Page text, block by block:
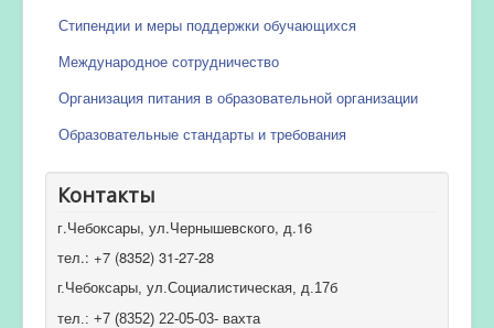
Стипендии и меры поддержки обучающихся
Международное сотрудничество
Организация питания в образовательной организации
Образовательные стандарты и требования
Контакты
г.Чебоксары, ул.Чернышевского, д.16
тел.: +7 (8352) 31-27-28
г.Чебоксары, ул.Социалистическая, д.17б
тел.: +7 (8352) 22-05-03- вахта